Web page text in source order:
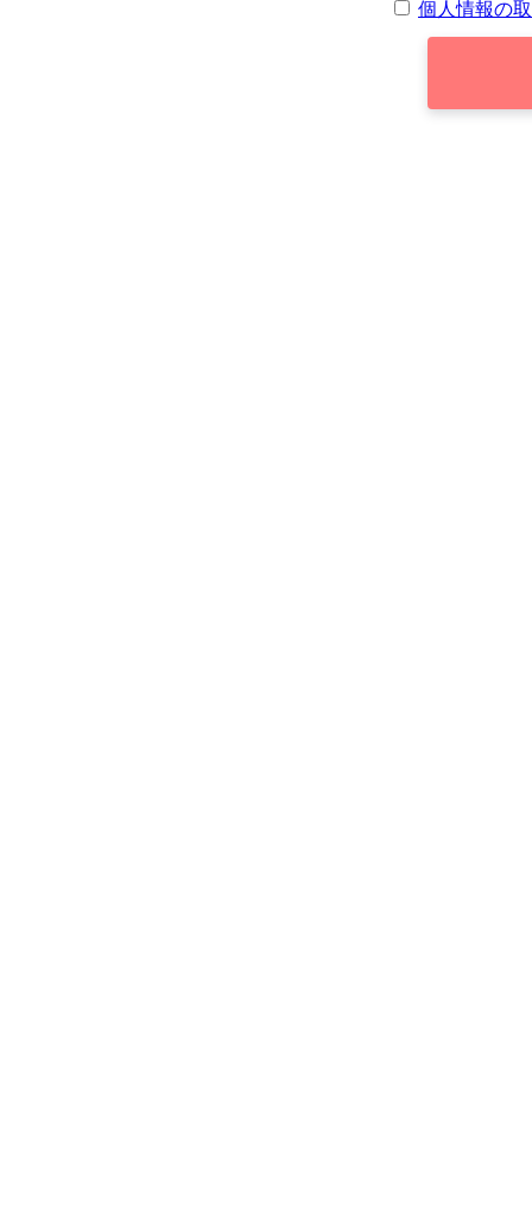
個人情報の